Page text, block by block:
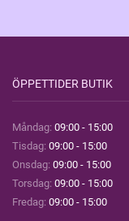
ÖPPETTIDER BUTIK
Måndag: 09:00 - 15:00
Tisdag: 09:00 - 15:00
Onsdag: 09:00 - 15:00
Torsdag: 09:00 - 15:00
Fredag: 09:00 - 15:00